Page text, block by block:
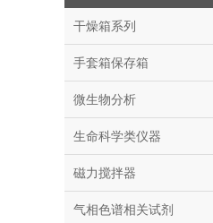
干燥箱系列
手套箱保存箱
微生物分析
生命科学类仪器
磁力搅拌器
气相色谱相关试剂